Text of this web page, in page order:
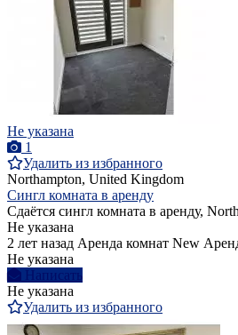
Не указана
1
Удалить из избранного
Northampton, United Kingdom
Сингл комната в аренду
Сдаётся сингл комната в аренду,
Не указана
2 лет назад Аренда комнат New
Не указана
Написать
Не указана
Удалить из избранного